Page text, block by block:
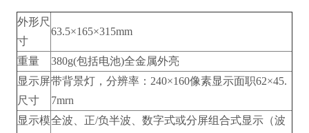
外形尺
寸
63.5×165×315mm
重量
380g(包括电池)全金属外亮
显示屏
尺寸
带背景灯，分辨率：240×160像素显示面职62×45.
7mrn
显示模全波、正/负半波、数字式或分屏组合式显示（波